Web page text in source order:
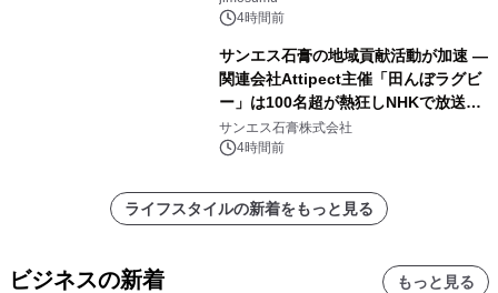
4時間前
サンエス石膏の地域貢献活動が加速 ―
関連会社Attipect主催「田んぼラグビ
ー」は100名超が熱狂しNHKで放送さ
れました。
サンエス石膏株式会社
4時間前
ライフスタイルの新着をもっと見る
ビジネスの新着 もっと見る